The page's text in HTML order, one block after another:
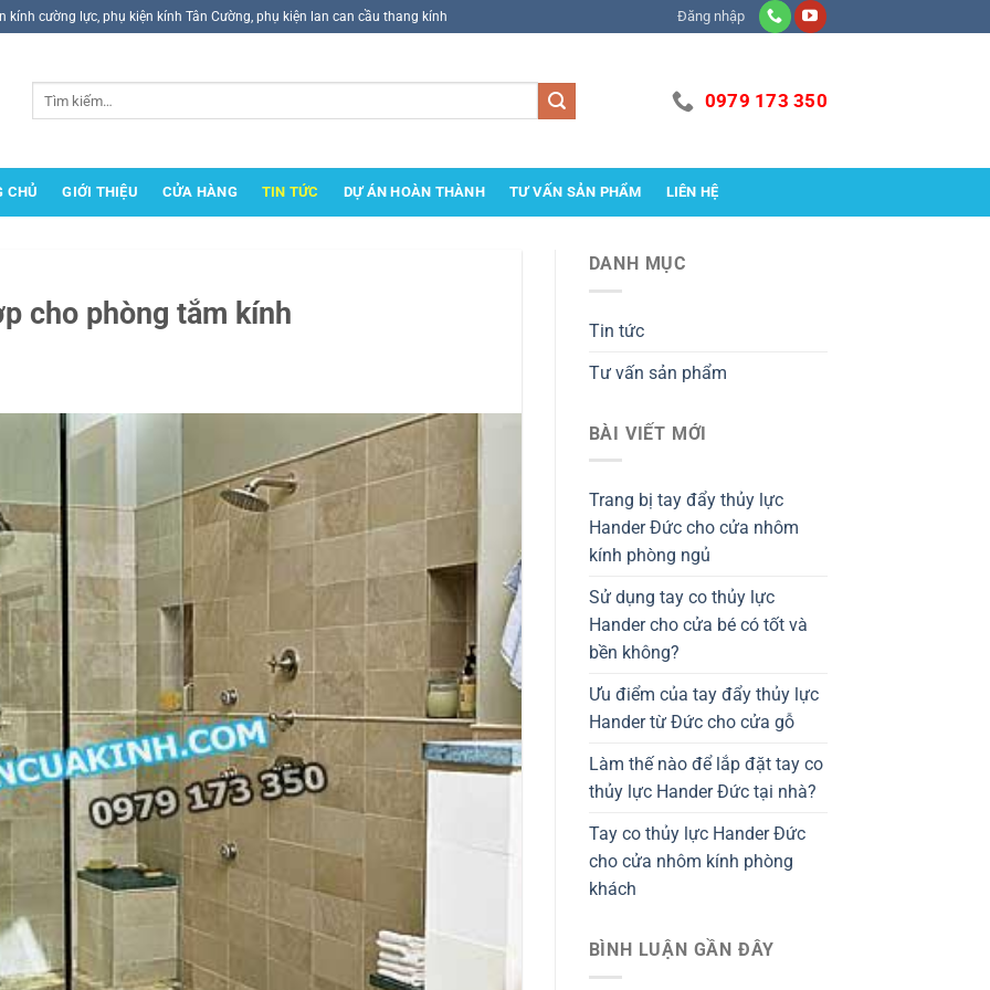
cường lực, phụ kiện kính Tân Cường, phụ kiện lan can cầu thang kính Đăng nhập
0979 173 350
CHỦ GIỚI THIỆU CỬA HÀNG TIN TỨC DỰ ÁN HOÀN THÀNH TƯ VẤN SẢN PHẨM LIÊN HỆ
cho phòng tắm kính
DANH MỤC
Tin tức
Tư vấn sản phẩm
BÀI VIẾT MỚI
Trang bị tay đẩy thủy lực
Hander Đức cho cửa nhôm
kính phòng ngủ
Sử dụng tay co thủy lực
Hander cho cửa bé có tốt và
bền không?
Ưu điểm của tay đẩy thủy lực
Hander từ Đức cho cửa gỗ
Làm thế nào để lắp đặt tay co
thủy lực Hander Đức tại nhà?
Tay co thủy lực Hander Đức
cho cửa nhôm kính phòng
khách
BÌNH LUẬN GẦN ĐÂY